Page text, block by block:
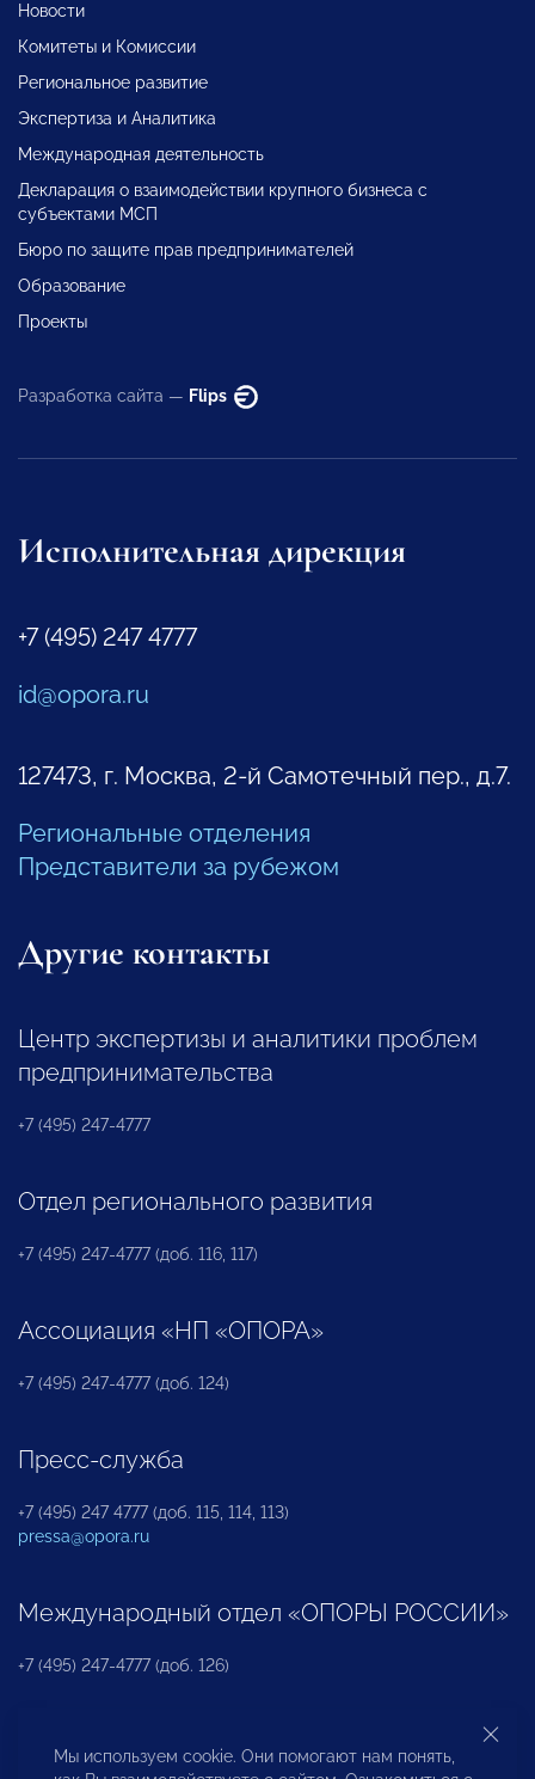
Новости
Комитеты и Комиссии
Региональное развитие
Экспертиза и Аналитика
Международная деятельность
Декларация о взаимодействии крупного бизнеса с
субъектами МСП
Бюро по защите прав предпринимателей
Образование
Проекты
Разработка сайта — Flips
Исполнительная дирекция
+7 (495) 247 4777
id@opora.ru
127473, г. Москва, 2-й Самотечный пер., д.7.
Региональные отделения
Представители за рубежом
Другие контакты
Центр экспертизы и аналитики проблем
предпринимательства
+7 (495) 247-4777
Отдел регионального развития
+7 (495) 247-4777 (доб. 116, 117)
Ассоциация «НП «ОПОРА»
+7 (495) 247-4777 (доб. 124)
Пресс-служба
+7 (495) 247 4777 (доб. 115, 114, 113)
pressa@opora.ru
Международный отдел «ОПОРЫ РОССИИ»
+7 (495) 247-4777 (доб. 126)
Бюро по защите прав предпринимателей и
Мы используем cookie. Они помогают нам понять,